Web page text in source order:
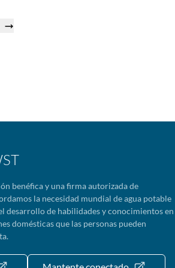
benéfica y una firma autorizada de
la necesidad mundial de agua potable
desarrollo de habilidades y conocimientos en
domésticas que las personas pueden